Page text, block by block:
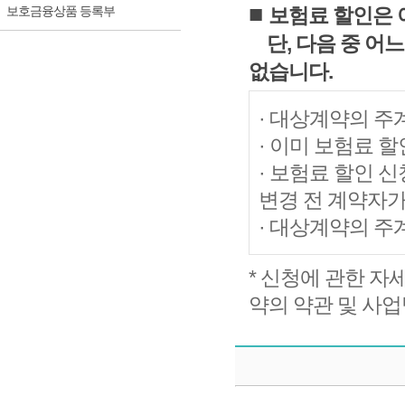
보호금융상품 등록부 ■ 보험료 할인은
단, 다음 중 어
없습니다.
· 대상계약의
· 이미 보험료
· 보험료 할인
변경 전 계약자
· 대상계약의
* 신청에 관한 자
약의 약관 및 사